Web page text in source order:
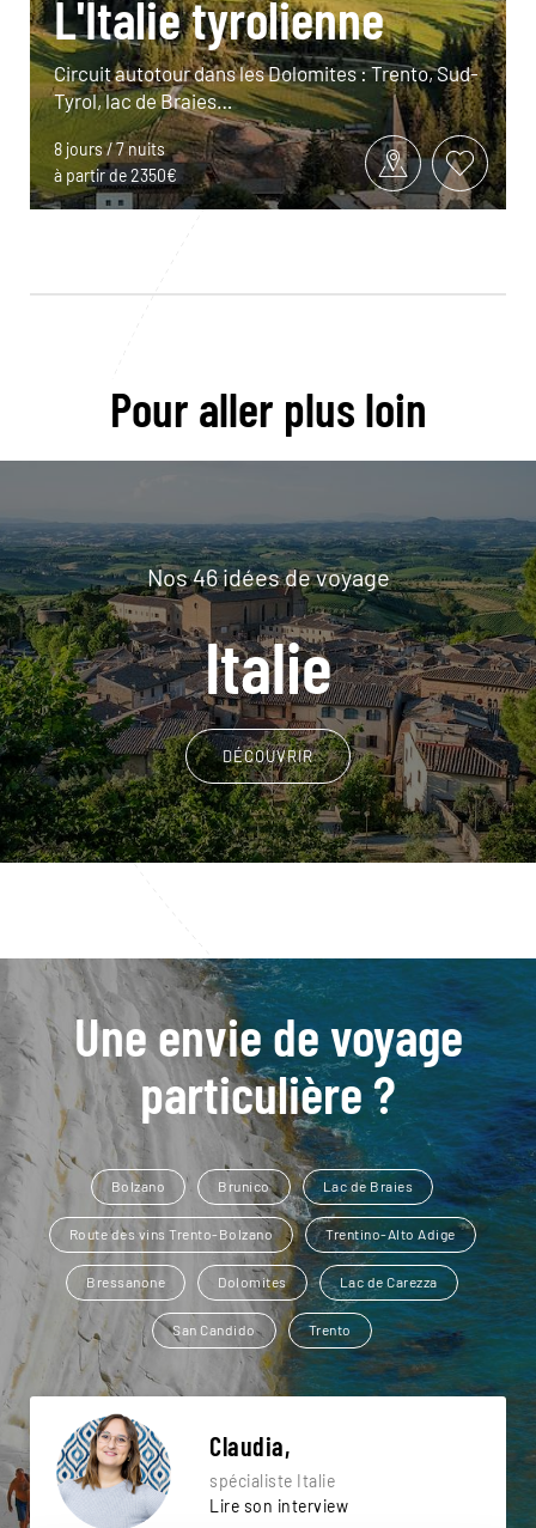
L'Italie tyrolienne
Circuit autotour dans les Dolomites : Trento, Sud-
Tyrol, lac de Braies…
8 jours / 7 nuits
à partir de 2350€
Pour aller plus loin
Nos 46 idées de voyage
Italie
DÉCOUVRIR
Une envie de voyage
particulière ?
Bolzano Brunico Lac de Braies
Route des vins Trento-Bolzano Trentino-Alto Adige
Bressanone Dolomites Lac de Carezza
San Candido Trento
Claudia,
spécialiste Italie
Lire son interview